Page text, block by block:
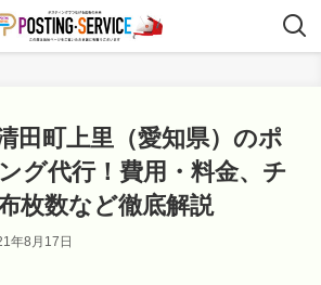
田町上里（愛知県）のポ
グ代行！費用・料金、チ
枚数など徹底解説
年8月17日